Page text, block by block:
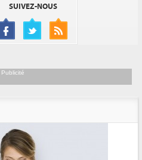
SUIVEZ-NOUS
Publicité